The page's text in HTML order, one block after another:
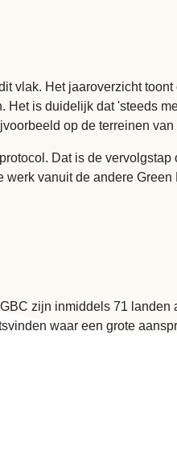
vlak. Het jaaroverzicht
Het is duidelijk dat 'steeds
op de terreinen
Dat is de
vanuit de andere
zijn inmiddels 71
waar een grote